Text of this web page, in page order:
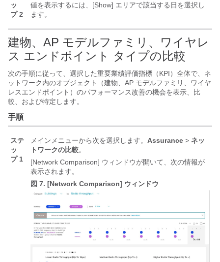
ッ
プ 2
値を表示するには、[Show] エリアで該当する日を選択し
ます。
建物、AP モデルファミリ、ワイヤレ
ス エンドポイント タイプの比較
次の手順に従って、選択した重要業績評価指標（KPI）全体で、ネ
ットワーク内のオブジェクト（建物、AP モデルファミリ、ワイヤ
レスエンドポイント）のパフォーマンス改善の機会を表示、比
較、および特定します。
手順
ステ
ッ
プ 1
メインメニューから次を選択します。 Assurance > ネッ
トワークの比較。
[Network Comparison] ウィンドウが開いて、次の情報が
表示されます。
図 7. [Network Comparison] ウィンドウ